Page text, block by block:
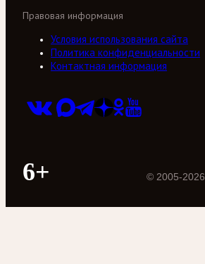
Правовая информация
Условия использования сайта
Политика конфиденциальности
Контактная информация
6+ © 2005-2026